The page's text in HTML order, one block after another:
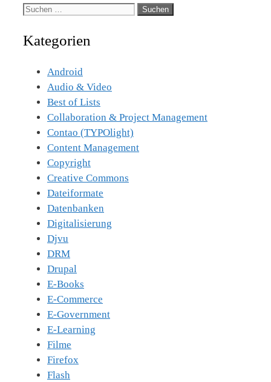
Suche
Kategorien
Android
Audio & Video
Best of Lists
Collaboration & Project Management
Contao (TYPOlight)
Content Management
Copyright
Creative Commons
Dateiformate
Datenbanken
Digitalisierung
Djvu
DRM
Drupal
E-Books
E-Commerce
E-Government
E-Learning
Filme
Firefox
Flash